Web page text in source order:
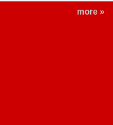
more »